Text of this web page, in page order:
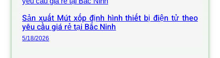
Sản xuất Mút xốp định hình thiết bị điện tử theo
yêu cầu giá rẻ tại Bắc Ninh
5/18/2026